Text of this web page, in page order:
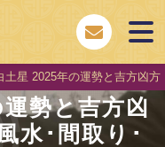
土星 2025年の運勢と吉方凶
勢と吉方凶
水･間取り･